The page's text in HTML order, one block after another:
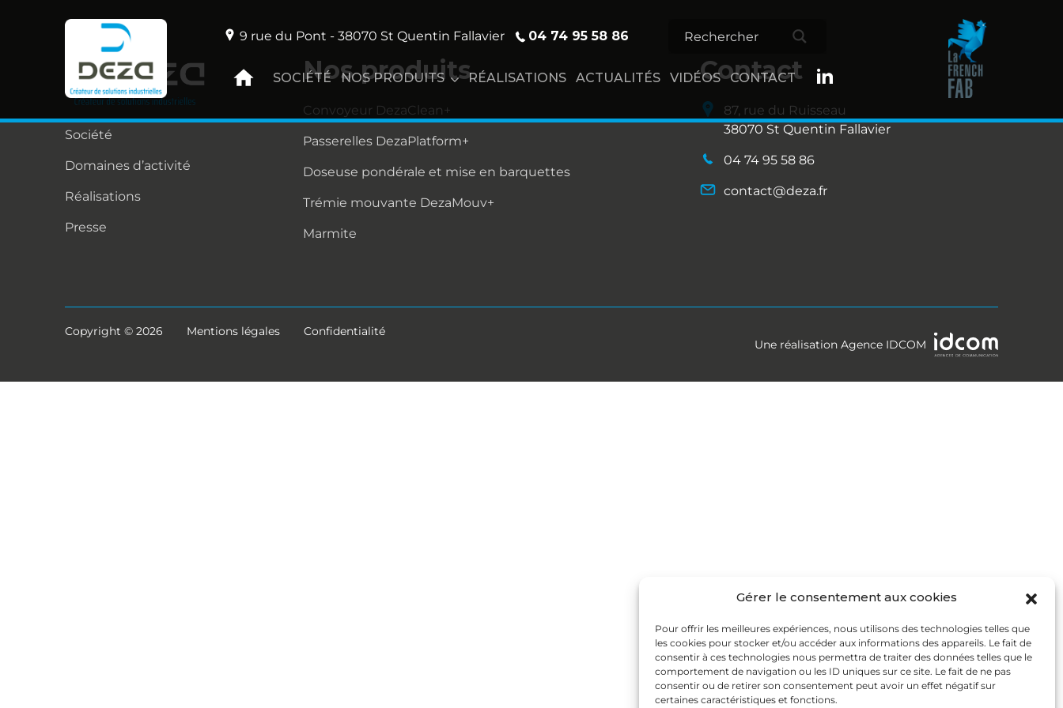
Gérer le consentement aux cookies
Pour offrir les meilleures expériences, nous utilisons des technologies telles que
les cookies pour stocker et/ou accéder aux informations des appareils. Le fait de
consentir à ces technologies nous permettra de traiter des données telles que le
comportement de navigation ou les ID uniques sur ce site. Le fait de ne pas
consentir ou de retirer son consentement peut avoir un effet négatif sur
certaines caractéristiques et fonctions.
9 rue du Pont - 38070 St Quentin Fallavier 04 74 95 58 86
SOCIÉTÉ NOS PRODUITS RÉALISATIONS ACTUALITÉS VIDÉOS CONTACT
Société
Domaines d’activité
Réalisations
Presse
Nos produits
Convoyeur DezaClean+
Passerelles DezaPlatform+
Doseuse pondérale et mise en barquettes
Trémie mouvante DezaMouv+
Marmite
Contact
87, rue du Ruisseau
38070 St Quentin Fallavier
04 74 95 58 86
contact@deza.fr
Copyright © 2026 Mentions légales
Confidentialité
Une réalisation Agence IDCOM